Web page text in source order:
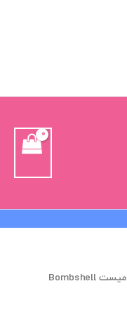
/ بادی میست Bombshell